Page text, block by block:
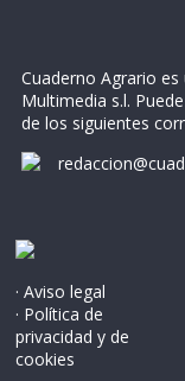
Cuaderno Agrario
Multimedia s.l.
de los siguientes
· Aviso legal
· Política de
privacidad y de
cookies